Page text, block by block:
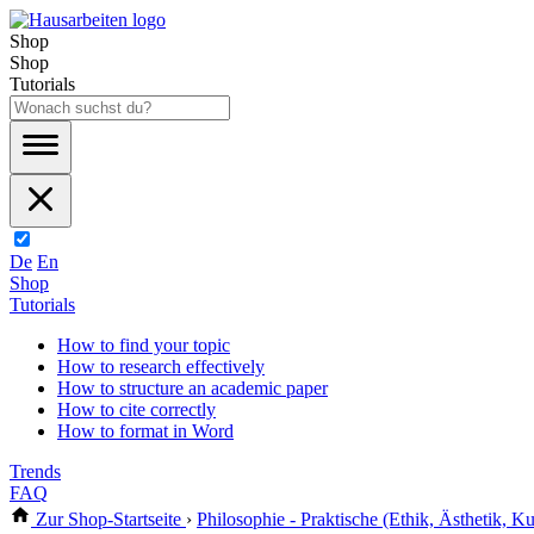
Shop
Shop
Tutorials
De En
Shop
Tutorials
How to find your topic
How to research effectively
How to structure an academic paper
How to cite correctly
How to format in Word
Trends
FAQ
Zur Shop-Startseite › Philosophie - Praktische (Ethik, Ästhetik,